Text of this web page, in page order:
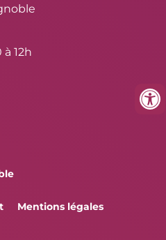
12h
Mentions légales